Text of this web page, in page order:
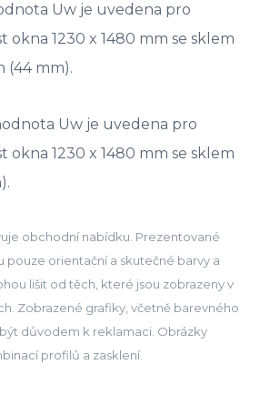
Uw je uvedena pro
okna 1230 x 1480 mm se sklem
(44 mm).
Uw je uvedena pro
okna 1230 x 1480 mm se sklem
obchodní nabídku. Prezentované
pouze orientační a skutečné barvy a
lišit od těch, které jsou zobrazeny v
Zobrazené grafiky, včetně barevného
důvodem k reklamaci. Obrázky
profilů a zasklení.